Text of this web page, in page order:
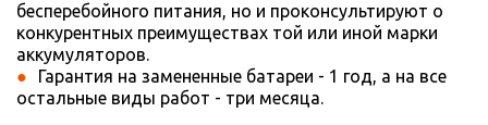
бесперебойного питания, но и проконсультируют о
конкурентных преимуществах той или иной марки
аккумуляторов.
Гарантия на замененные батареи - 1 год, а на все
остальные виды работ - три месяца.